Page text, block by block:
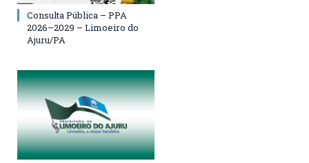
Consulta Pública – PPA
2026–2029 – Limoeiro do
Ajuru/PA